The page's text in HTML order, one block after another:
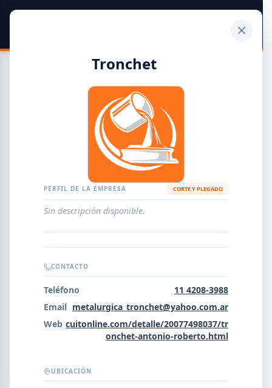
Guía de Empresas Metalúrgicas y Siderúrgicas
METALÚRGICAS
EMPRESAS AGREGAR EMPRESA
Error al cargar empresas.
Tronchet
PERFIL DE LA EMPRESA CORTE Y PLEGADO
Sin descripción disponible.
CONTACTO
Teléfono
11 4208-3988
Email metalurgica_tronchet@yahoo.com.ar
Web cuitonline.com/detalle/20077498037/tr
onchet-antonio-roberto.html
UBICACIÓN